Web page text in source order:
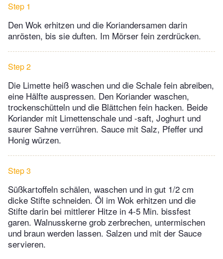
Step 1
Den Wok erhitzen und die Koriandersamen darin
anrösten, bis sie duften. Im Mörser fein zerdrücken.
Step 2
Die Limette heiß waschen und die Schale fein abreiben,
eine Hälfte auspressen. Den Koriander waschen,
trockenschütteln und die Blättchen fein hacken. Beide
Koriander mit Limettenschale und -saft, Joghurt und
saurer Sahne verrühren. Sauce mit Salz, Pfeffer und
Honig würzen.
Step 3
Süßkartoffeln schälen, waschen und in gut 1/2 cm
dicke Stifte schneiden. Öl im Wok erhitzen und die
Stifte darin bei mittlerer Hitze in 4-5 Min. bissfest
garen. Walnusskerne grob zerbrechen, untermischen
und braun werden lassen. Salzen und mit der Sauce
servieren.